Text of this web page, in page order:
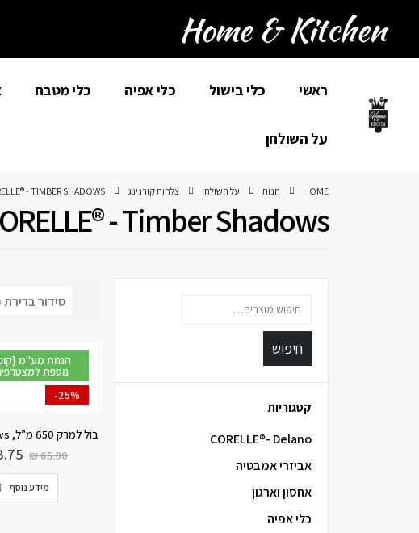
ראשי כלי בישול כלי אפיה כלי מטבח
על השולחן
HOME חנות על השולחן צלחות קורנינג - TIMBER SHADOWS
- Timber Shadows
נוספת
-25%
₪65.00
מידע נוסף
חיפוש
קטגוריות
CORELLE®- Delano
אביזרי אמבטיה
אחסון וארגון
כלי אפיה